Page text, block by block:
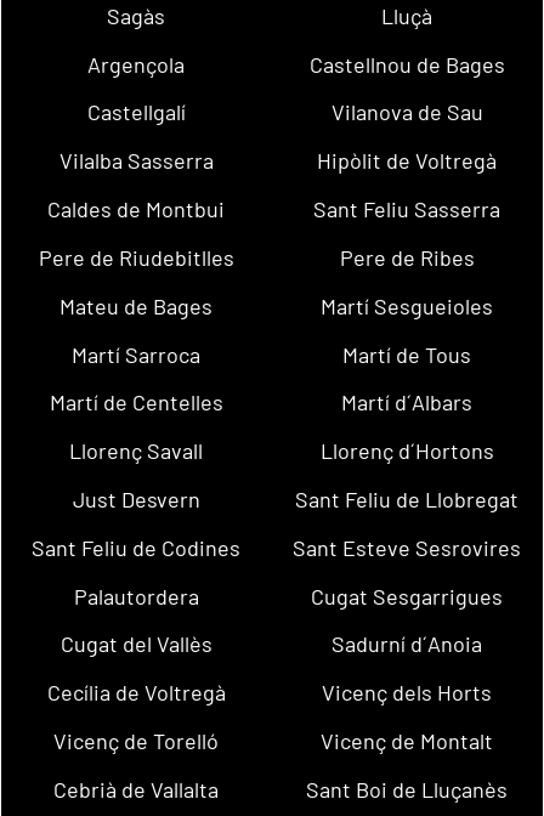
Sagàs
Lluçà
Argençola
Castellnou de Bages
Castellgalí
Vilanova de Sau
Vilalba Sasserra
Hipòlit de Voltregà
Caldes de Montbui
Sant Feliu Sasserra
Pere de Riudebitlles
Pere de Ribes
Mateu de Bages
Martí Sesgueioles
Martí Sarroca
Martí de Tous
Martí de Centelles
Martí d´Albars
Llorenç Savall
Llorenç d´Hortons
Just Desvern
Sant Feliu de Llobregat
Sant Feliu de Codines
Sant Esteve Sesrovires
Palautordera
Cugat Sesgarrigues
Cugat del Vallès
Sadurní d´Anoia
Cecília de Voltregà
Vicenç dels Horts
Vicenç de Torelló
Vicenç de Montalt
Cebrià de Vallalta
Sant Boi de Lluçanès